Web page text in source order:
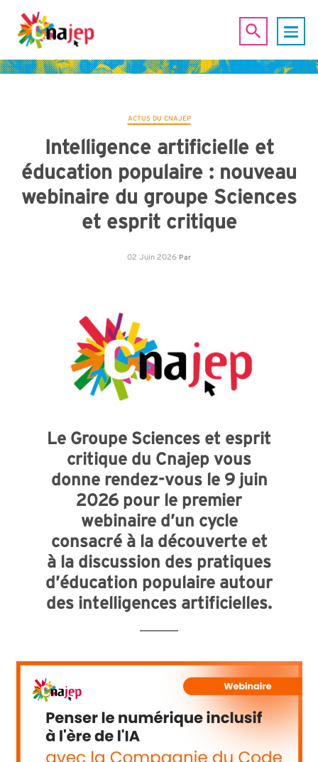
ACTUS DU CNAJEP
Intelligence artificielle et
éducation populaire : nouveau
webinaire du groupe Sciences
et esprit critique
02 Juin 2026 Par
Le Groupe Sciences et esprit
critique du Cnajep vous
donne rendez-vous le 9 juin
2026 pour le premier
webinaire d’un cycle
consacré à la découverte et
à la discussion des pratiques
d’éducation populaire autour
des intelligences artificielles.